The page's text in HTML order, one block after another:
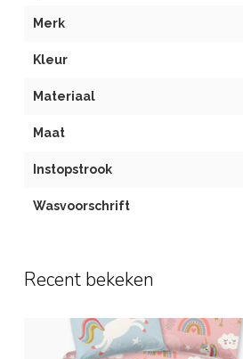
Merk
Kleur
Materiaal
Maat
Instopstrook
Wasvoorschrift
Recent bekeken